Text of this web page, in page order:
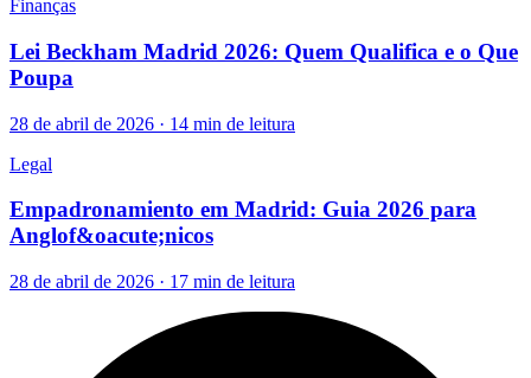
Finanças
Lei Beckham Madrid 2026: Quem Qualifica e o Que
Poupa
28 de abril de 2026 · 14 min de leitura
Legal
Empadronamiento em Madrid: Guia 2026 para
Anglof&oacute;nicos
28 de abril de 2026 · 17 min de leitura